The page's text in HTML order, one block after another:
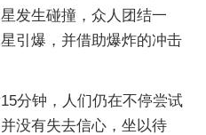
发生碰撞，众人团结一
引爆，并借助爆炸的冲击
分钟，人们仍在不停尝试
没有失去信心，坐以待